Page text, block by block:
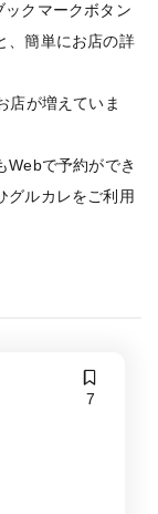
ックマークボタン
、簡単にお店の詳
店が増えていま
Webで予約ができ
グルカレをご利用
7